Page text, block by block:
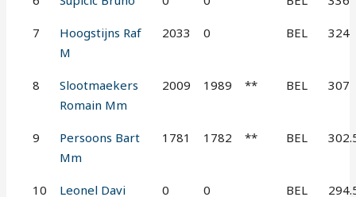
7
Hoogstijns Raf
M
2033 0 BEL 324
8
Slootmaekers
Romain Mm
2009 1989 ** BEL 307
9
Persoons Bart
Mm
1781 1782 ** BEL
10 Leonel Davi 0 0 BEL